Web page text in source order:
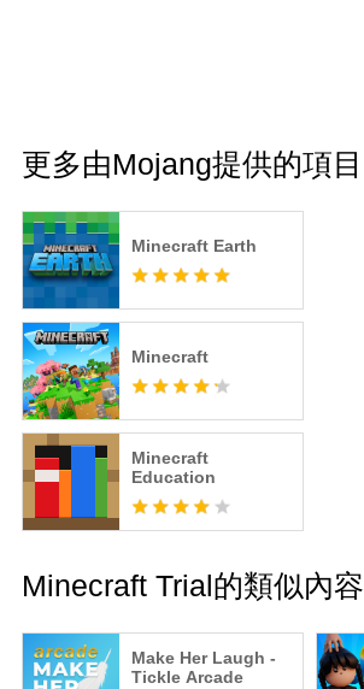
更多由Mojang提供的項目
Minecraft Earth
Minecraft
Minecraft
Education
Minecraft Trial的類似內容
Make Her Laugh -
Tickle Arcade